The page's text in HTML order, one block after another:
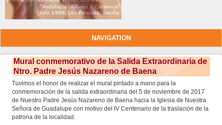
NAVIGATION
Mural conmemorativo de la Salida Extraordinaria de
Ntro. Padre Jesús Nazareno de Baena
Tuvimos el honor de realizar el mural pintado a mano para la
conmemoración de la salida extraordinaria del 5 de noviembre de 2017
de Nuestro Padre Jesús Nazareno de Baena hacia la Iglesia de Nuestra
Señora de Guadalupe con motivo del IV Centenario de la traslación de la
patrona de la localidad.